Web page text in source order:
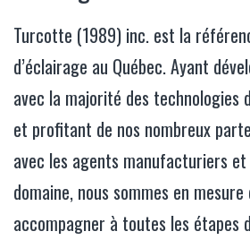
Turcotte (1989) inc. est la
d’éclairage au Québec. Ayant
avec la majorité des technologies
et profitant de nos nombreux
avec les agents manufacturiers
domaine, nous sommes en mesure
accompagner à toutes les étapes